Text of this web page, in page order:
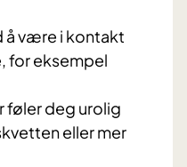
å være i kontakt
for eksempel
føler deg urolig
eller mer